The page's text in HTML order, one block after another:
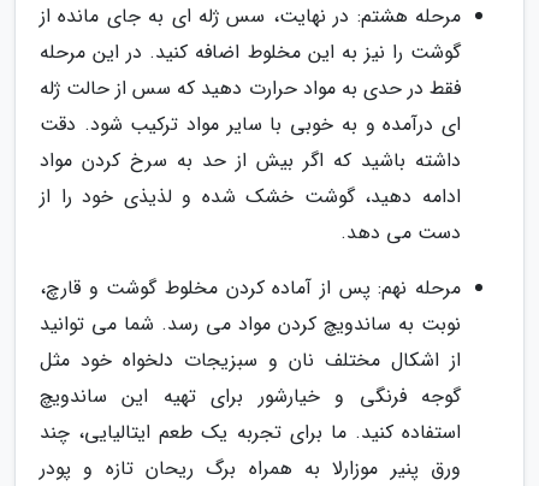
مرحله هشتم: در نهایت، سس ژله ای به جای مانده از
گوشت را نیز به این مخلوط اضافه کنید. در این مرحله
فقط در حدی به مواد حرارت دهید که سس از حالت ژله
ای درآمده و به خوبی با سایر مواد ترکیب شود. دقت
داشته باشید که اگر بیش از حد به سرخ کردن مواد
ادامه دهید، گوشت خشک شده و لذیذی خود را از
دست می دهد.
مرحله نهم: پس از آماده کردن مخلوط گوشت و قارچ،
نوبت به ساندویچ کردن مواد می رسد. شما می توانید
از اشکال مختلف نان و سبزیجات دلخواه خود مثل
گوجه فرنگی و خیارشور برای تهیه این ساندویچ
استفاده کنید. ما برای تجربه یک طعم ایتالیایی، چند
ورق پنیر موزارلا به همراه برگ ریحان تازه و پودر